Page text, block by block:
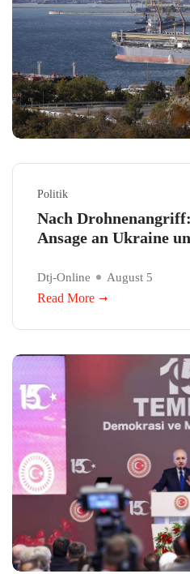
Politik
Nach
Ansage an Ukraine
Dtj-Online August 5
Read More